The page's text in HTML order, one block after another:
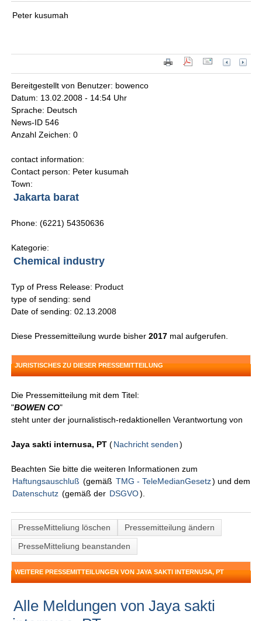
Peter kusumah
Bereitgestellt von Benutzer: bowenco
Datum: 13.02.2008 - 14:54 Uhr
Sprache: Deutsch
News-ID 546
Anzahl Zeichen: 0
contact information:
Contact person: Peter kusumah
Town:
Jakarta barat
Phone: (6221) 54350636
Kategorie:
Chemical industry
Typ of Press Release: Product
type of sending: send
Date of sending: 02.13.2008
Diese Pressemitteilung wurde bisher2017 mal aufgerufen.
JURISTISCHES ZU DIESER PRESSEMITTEILUNG
Die Pressemitteilung mit dem Titel:
"BOWEN CO"
steht unter der journalistisch-redaktionellen Verantwortung von
Jaya sakti internusa, PT (Nachricht senden )
Beachten Sie bitte die weiteren Informationen zum
Haftungsauschluß (gemäß TMG - TeleMedianGesetz) und dem
Datenschutz (gemäß der DSGVO).
PresseMitteliung löschen
Pressemitteilung ändern
PresseMitteliung beanstanden
WEITERE PRESSEMITTEILUNGEN VON JAYA SAKTI INTERNUSA, PT
Alle Meldungen von Jaya sakti